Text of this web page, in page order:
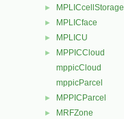
► MPLICcellStorage
► MPLICface
► MPLICU
►
MPPICCloud
mppicCloud
mppicParcel
► MPPICParcel
► MRFZone